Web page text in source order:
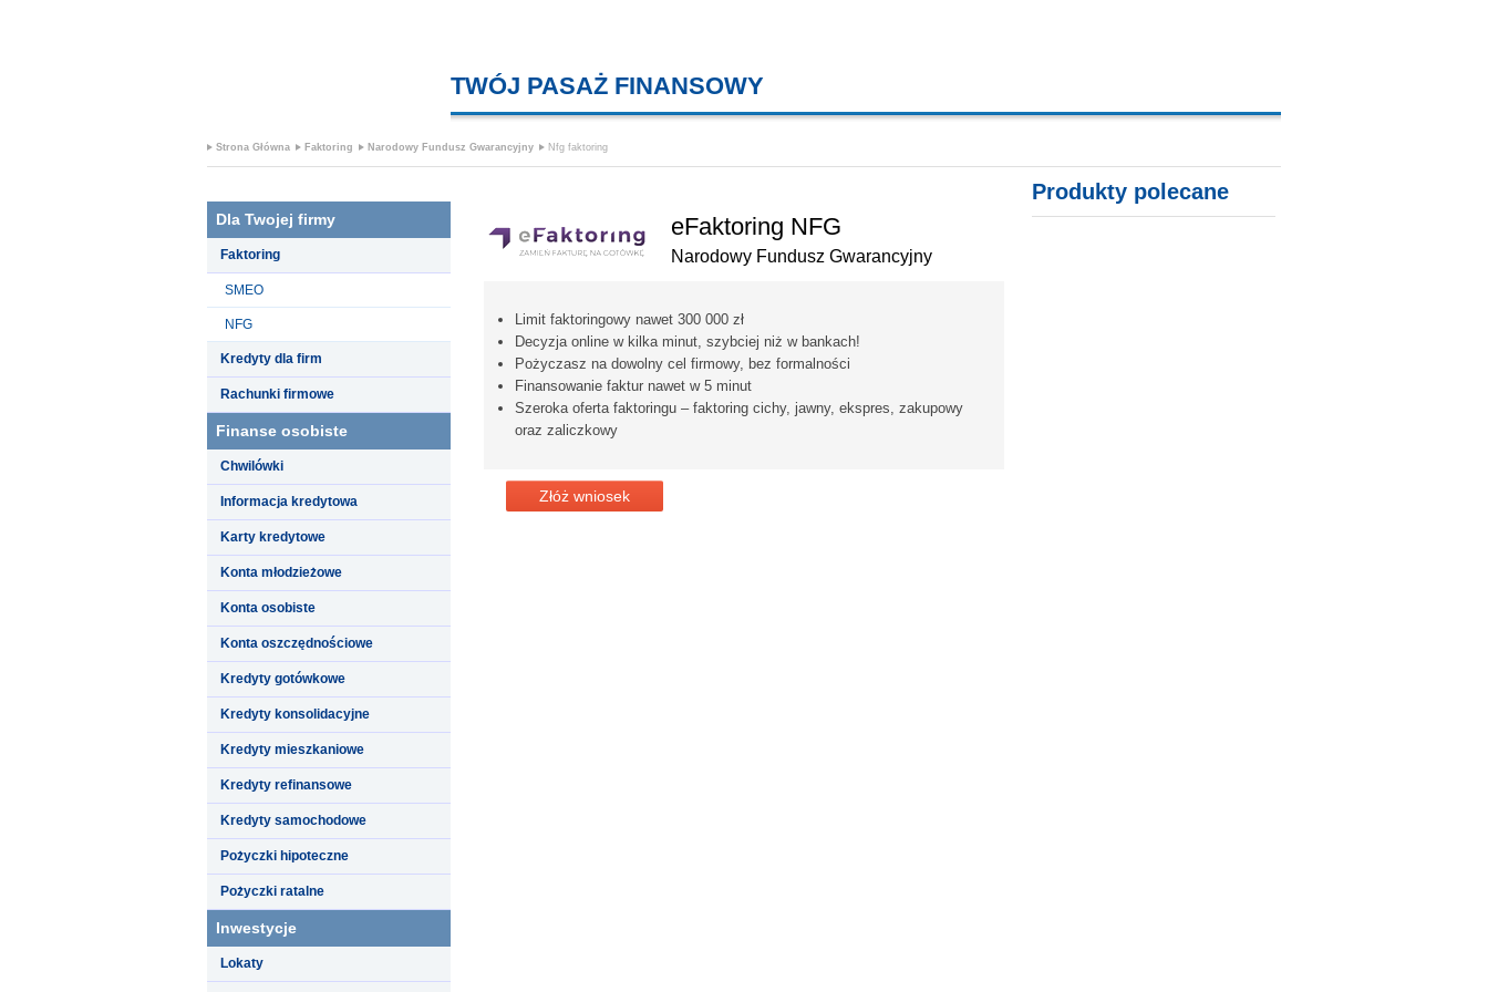
TWÓJ PASAŻ FINANSOWY
Strona Główna Faktoring Narodowy Fundusz Gwarancyjny Nfg faktoring
Dla Twojej firmy
Faktoring
SMEO
NFG
Kredyty dla firm
Rachunki firmowe
Finanse osobiste
Chwilówki
Informacja kredytowa
Karty kredytowe
Konta młodzieżowe
Konta osobiste
Konta oszczędnościowe
Kredyty gotówkowe
Kredyty konsolidacyjne
Kredyty mieszkaniowe
Kredyty refinansowe
Kredyty samochodowe
Pożyczki hipoteczne
Pożyczki ratalne
Inwestycje
Lokaty
eFaktoring NFG
Narodowy Fundusz Gwarancyjny
Limit faktoringowy nawet 300 000 zł
Decyzja online w kilka minut, szybciej niż w bankach!
Pożyczasz na dowolny cel firmowy, bez formalności
Finansowanie faktur nawet w 5 minut
Szeroka oferta faktoringu – faktoring cichy, jawny, ekspres, zakupowy
oraz zaliczkowy
Złóż wniosek
Produkty polecane